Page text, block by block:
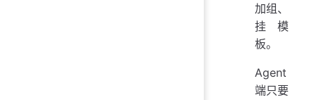
加组、
挂模
板。
Agent
端只要